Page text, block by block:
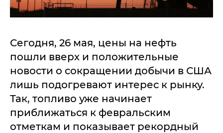
Сегодня, 26 мая, цены на нефть
пошли вверх и положительные
новости о сокращении добычи в США
лишь подогревают интерес к рынку.
Так, топливо уже начинает
приближаться к февральским
отметкам и показывает рекордный